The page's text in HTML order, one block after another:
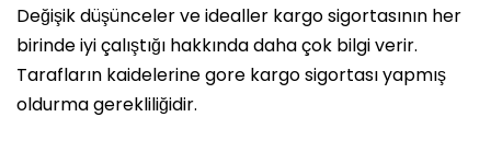
Değişik düşünceler ve idealler kargo sigortasının her
birinde iyi çalıştığı hakkında daha çok bilgi verir.
Tarafların kaidelerine gore kargo sigortası yapmış
oldurma gerekliliğidir.